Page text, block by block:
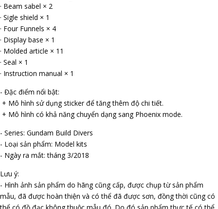
· Beam sabel × 2
· Sigle shield × 1
· Four Funnels × 4
· Display base × 1
· Molded article × 11
· Seal × 1
· Instruction manual × 1
- Đặc điểm nổi bật:
+ Mô hình sử dụng sticker để tăng thêm độ chi tiết.
+ Mô hình có khả năng chuyển dạng sang Phoenix mode.
- Series: Gundam Build Divers
- Loại sản phẩm: Model kits
- Ngày ra mắt: tháng 3/2018
Lưu ý:
- Hình ảnh sản phẩm do hãng cũng cấp, được chụp từ sản phẩm
mẫu, đã được hoàn thiện và có thể đã được sơn, đồng thời cũng có